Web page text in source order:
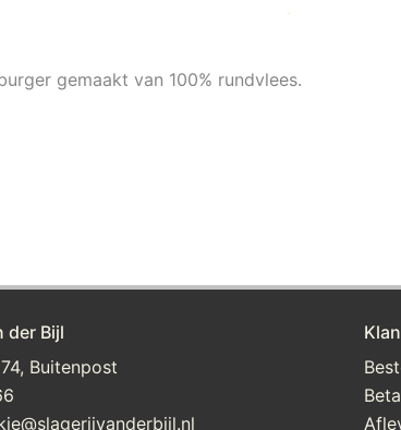
gemaakt van 100% rundvlees.
der Bijl
Buitenpost